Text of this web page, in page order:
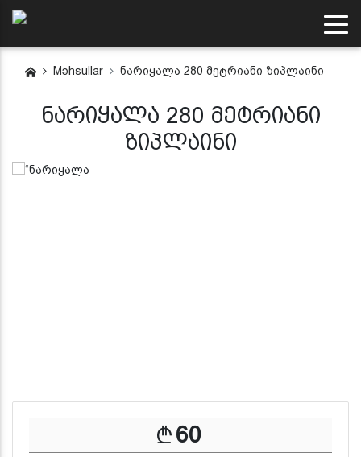
Məhsullar ნარიყალა 280 მეტრიანი ზიპლაინი
ნარიყალა 280 მეტრიანი
ზიპლაინი
60